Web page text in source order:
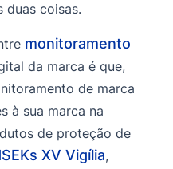
duas coisas.
monitoramento
da marca é que,
de marca
à sua marca na
de proteção de
XV Vigília,